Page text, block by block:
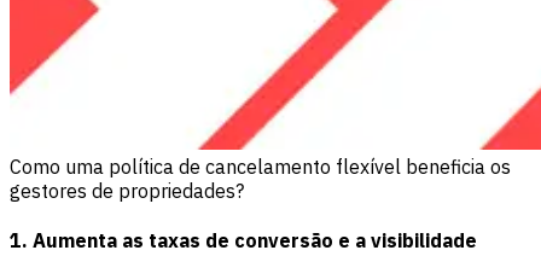
Como uma política de cancelamento flexível beneficia os
gestores de propriedades?
1. Aumenta as taxas de conversão e a visibilidade